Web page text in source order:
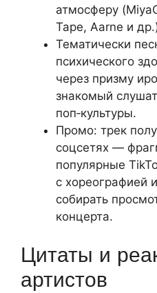
атмосферу
Tape, Aarne и
Тематически
психического
через призму
знакомый
поп‑культуры.
Промо: трек
соцсетях —
популярные
с хореографией
собирать
концерта.
Цитаты и
артистов